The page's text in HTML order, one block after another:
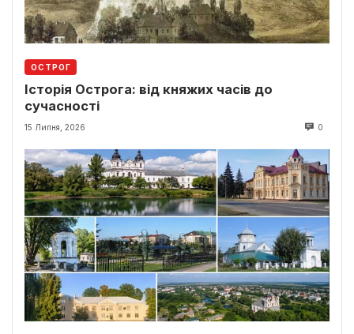
ОСТРОГ
Історія Острога: від княжих часів до
сучасності
15 Липня, 2026 0